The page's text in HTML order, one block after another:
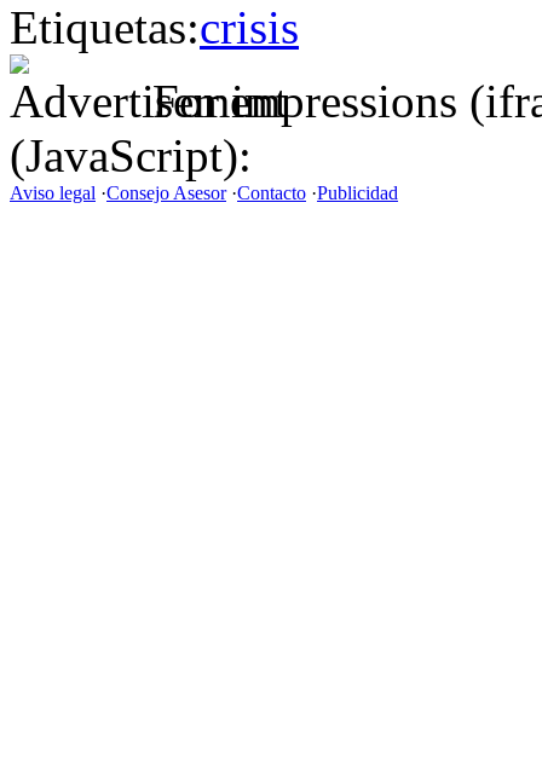
Etiquetas:crisis
For impressions
(JavaScript):
Aviso legal ·Consejo Asesor·Contacto ·Publicidad